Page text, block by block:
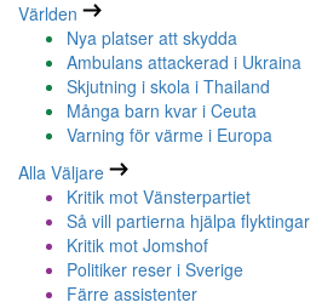
Världen
Nya platser att skydda
Ambulans attackerad i Ukraina
Skjutning i skola i Thailand
Många barn kvar i Ceuta
Varning för värme i Europa
Alla Väljare
Kritik mot Vänsterpartiet
Så vill partierna hjälpa flyktingar
Kritik mot Jomshof
Politiker reser i Sverige
Färre assistenter